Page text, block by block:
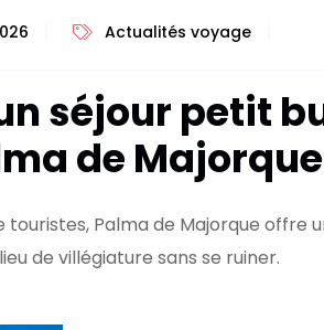
Actualités voyage
séjour petit
de Majorque
Palma de Majorque offre
de villégiature sans se ruiner.